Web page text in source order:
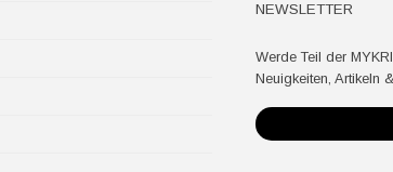
NEWSLETTER
Werde Teil der
Neuigkeiten, Artikeln